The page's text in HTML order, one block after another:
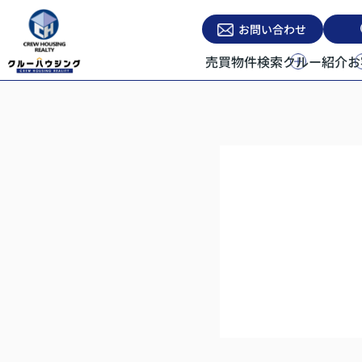
お問い合わせ
売買物件検索クルー紹介